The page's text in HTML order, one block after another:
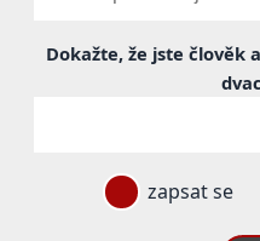
Dokažte, že jste člověk
zapsat se